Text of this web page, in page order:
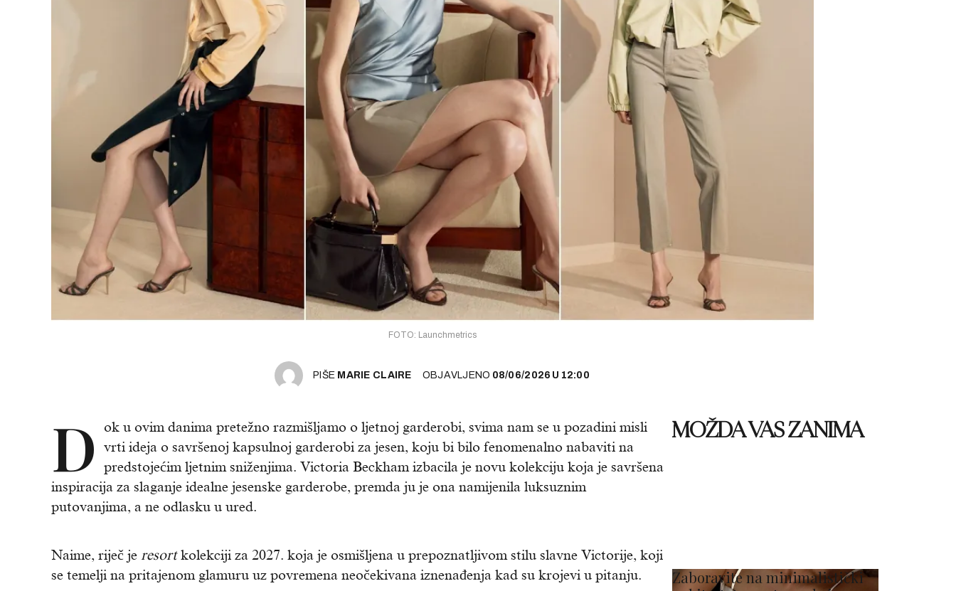
FOTO: Launchmetrics
PIŠE MARIE CLAIRE OBJAVLJENO 08/06/2026 U 12:00
D
ok u ovim danima pretežno razmišljamo o ljetnoj garderobi, svima nam se u pozadini misli
vrti ideja o savršenoj kapsulnoj garderobi za jesen, koju bi bilo fenomenalno nabaviti na
predstojećim ljetnim sniženjima. Victoria Beckham izbacila je novu kolekciju koja je savršena
inspiracija za slaganje idealne jesenske garderobe, premda ju je ona namijenila luksuznim
putovanjima, a ne odlasku u ured.
Naime, riječ je resortkolekciji za 2027. koja je osmišljena u prepoznatljivom stilu slavne Victorije, koji
se temelji na pritajenom glamuru uz povremena neočekivana iznenađenja kad su krojevi u pitanju.
MOŽDA VAS ZANIMA
Zaboravite na minimalistički